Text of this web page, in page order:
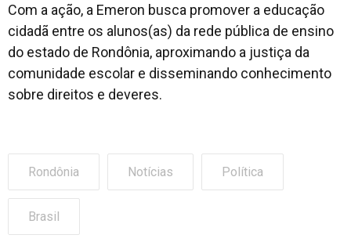
Com a ação, a Emeron busca promover a educação
cidadã entre os alunos(as) da rede pública de ensino
do estado de Rondônia, aproximando a justiça da
comunidade escolar e disseminando conhecimento
sobre direitos e deveres.
Rondônia Notícias Política
Brasil